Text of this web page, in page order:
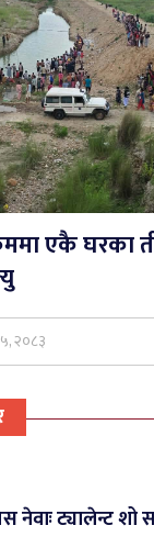
एकै घरका
२०८३
ट्यालेन्ट शो